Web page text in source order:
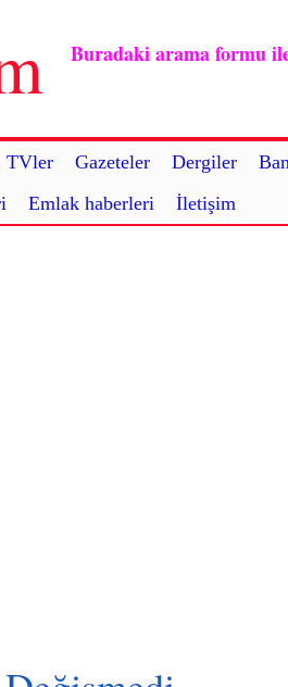
TVler Gazeteler Dergiler
Emlak haberleri İletişim
Buradaki arama formu